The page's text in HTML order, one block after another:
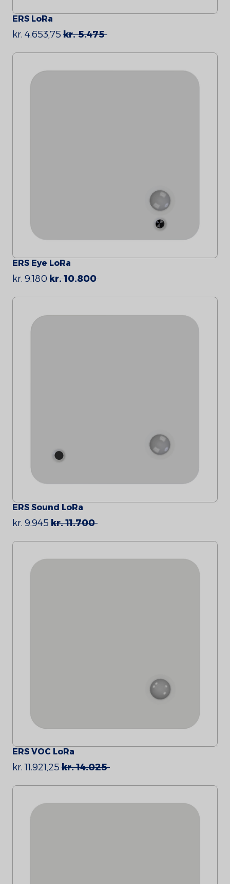
ERS LoRa
kr. 4.653,75 kr. 5.475
ERS Eye LoRa
kr. 9.180 kr. 10.800
ERS Sound LoRa
kr. 9.945 kr. 11.700
ERS VOC LoRa
kr. 11.921,25 kr. 14.025